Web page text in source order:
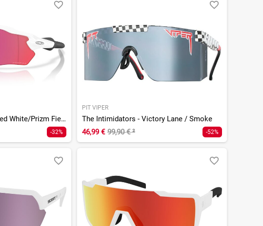
Radar Ev S Path Polished White/Prizm Field
-32%
PIT VIPER
The Intimidators - Victory Lane / Smoke
46,99 € 99,90 €² -52%